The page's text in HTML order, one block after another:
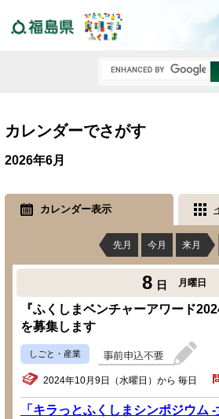
カレンダーでさがす
2026年6月
カレンダー表示
先月 今月 来月
8 日 月曜日
『ふくしまベンチャーアワード
を募集します
しごと・産業
2024年10月9日（水曜日）から 毎日
「キラっとふくしまシンポジウム